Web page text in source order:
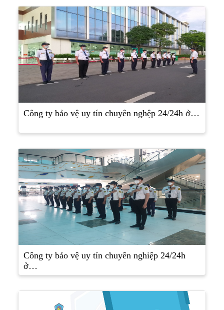
Công ty bảo vệ uy tín chuyên nghệp 24/24h ở…
Công ty bảo vệ uy tín chuyên nghiệp 24/24h
ở…